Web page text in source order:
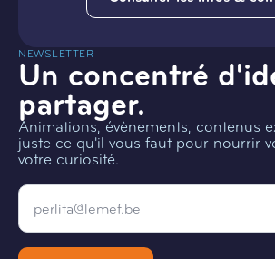
NEWSLETTER
Un concentré
partager.
Animations, évènements, contenus
juste ce qu'il vous faut pour nourrir
votre curiosité.
Email